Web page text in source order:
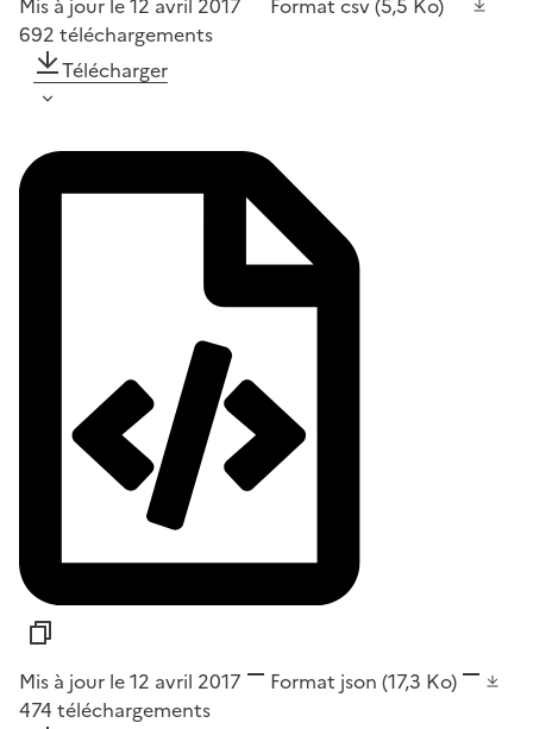
Mis à jour le 12 avril 2017 Format csv(5,5 Ko)
692 téléchargements
Télécharger
Mis à jour le 12 avril 2017 Format json (17,3 Ko)
474 téléchargements